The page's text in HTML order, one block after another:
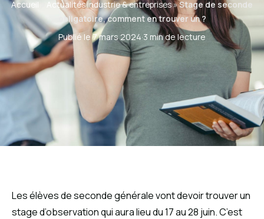
Accueil Actualités industrie & entreprises»Stage de seconde
obligatoire, comment en trouver un ?
Publié le 7 mars 2024·3 min de lecture
Les élèves de seconde générale vont devoir trouver un
stage d’observation qui aura lieu du 17 au 28 juin. C’est